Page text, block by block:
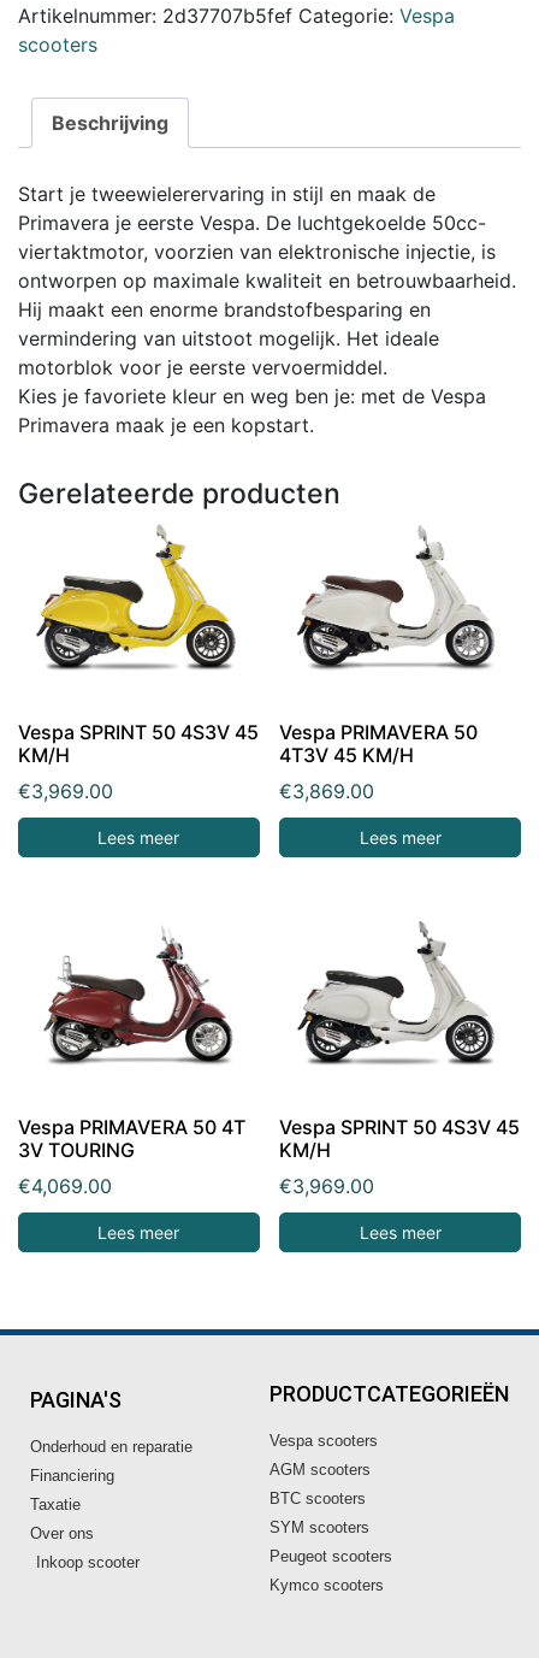
Artikelnummer: 2d37707b5fef Categorie: Vespa
scooters
Beschrijving
Start je tweewielerervaring in stijl en maak de
Primavera je eerste Vespa. De luchtgekoelde 50cc-
viertaktmotor, voorzien van elektronische injectie, is
ontworpen op maximale kwaliteit en betrouwbaarheid.
Hij maakt een enorme brandstofbesparing en
vermindering van uitstoot mogelijk. Het ideale
motorblok voor je eerste vervoermiddel.
Kies je favoriete kleur en weg ben je: met de Vespa
Primavera maak je een kopstart.
Gerelateerde producten
Vespa SPRINT 50 4S3V 45
KM/H
€3,969.00
Lees meer
Vespa PRIMAVERA 50
4T3V 45 KM/H
€3,869.00
Lees meer
Vespa PRIMAVERA 50 4T
3V TOURING
€4,069.00
Lees meer
Vespa SPRINT 50 4S3V 45
KM/H
€3,969.00
Lees meer
PAGINA'S
Onderhoud en reparatie
Financiering
Taxatie
Over ons
Inkoop scooter
PRODUCTCATEGORIEËN
Vespa scooters
AGM scooters
BTC scooters
SYM scooters
Peugeot scooters
Kymco scooters